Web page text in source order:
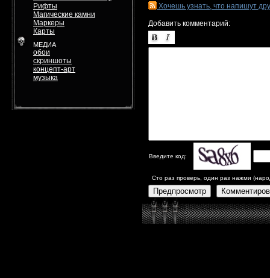
Рифты
Магические камни
Маркеры
Карты
МЕДИА
обои
скриншоты
концепт-арт
музыка
Хочешь узнать, что напишут
Добавить комментарий:
Введите код:
Сто раз проверь, один раз нажми
Предпросмотр